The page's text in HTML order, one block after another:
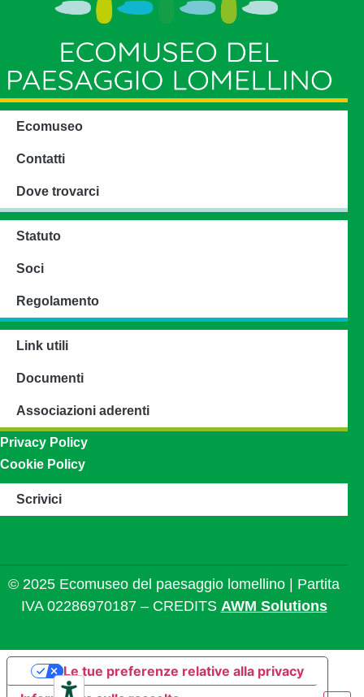
Ecomuseo
Contatti
Dove trovarci
Statuto
Soci
Regolamento
Link utili
Documenti
Associazioni aderenti
Privacy Policy
Cookie Policy
Scrivici
© 2025 Ecomuseo del paesaggio lomellino | Partita
IVA 02286970187 – CREDITS AWM Solutions
Le tue preferenze relative alla privacy